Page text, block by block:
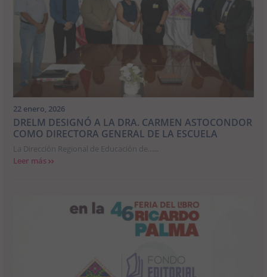
22 enero, 2026
DRELM DESIGNÓ A LA DRA. CARMEN ASTOCONDOR
COMO DIRECTORA GENERAL DE LA ESCUELA
La Dirección Regional de Educación de......
Leer más >>